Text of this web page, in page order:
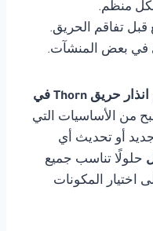
منظم.
تفاقم الحريق.
في بعض المنشآت.
صيانة نظام انذار حريق Thorn في
من الأساسيات التي
أو تحديث أي
حلولًا تناسب جميع
اختيار المكونات